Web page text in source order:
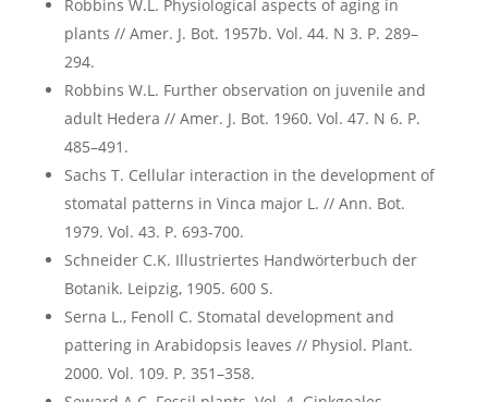
Robbins W.L. Physiological aspects of aging in
plants // Amer. J. Bot. 1957b. Vol. 44. N 3. P. 289–
294.
Robbins W.L. Further observation on juvenile and
adult Hedera // Amer. J. Bot. 1960. Vol. 47. N 6. P.
485–491.
Sachs T. Cellular interaction in the development of
stomatal patterns in Vinca major L. // Ann. Bot.
1979. Vol. 43. P. 693-700.
Schneider C.K. Illustriertes Handwörterbuch der
Botanik. Leipzig, 1905. 600 S.
Serna L., Fenoll C. Stomatal development and
pattering in Arabidopsis leaves // Physiol. Plant.
2000. Vol. 109. P. 351–358.